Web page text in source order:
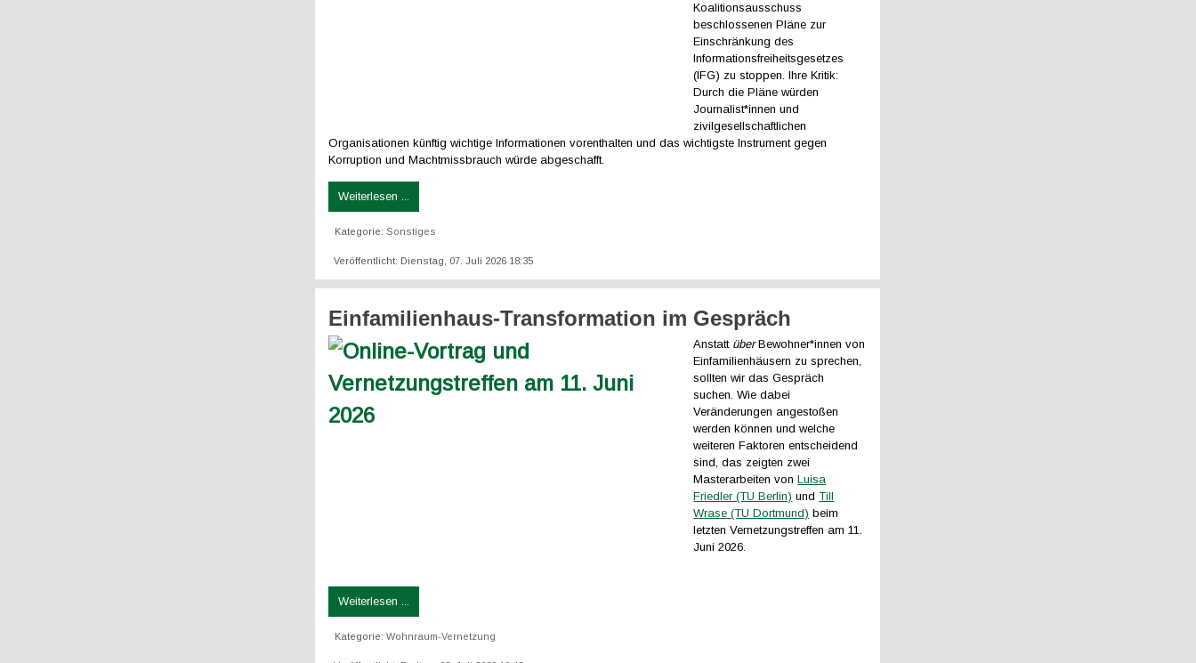
Koalitionsausschuss
beschlossenen Pläne zur
Einschränkung des
Informationsfreiheitsgesetzes
(IFG) zu stoppen. Ihre Kritik:
Durch die Pläne würden
Journalist*innen und
zivilgesellschaftlichen
Organisationen künftig wichtige Informationen vorenthalten und das wichtigste Instrument gegen
Korruption und Machtmissbrauch würde abgeschafft.
Weiterlesen ...
Kategorie:Sonstiges
Veröffentlicht: Dienstag, 07. Juli 2026 18:35
Einfamilienhaus-Transformation im Gespräch
Anstatt überBewohner*innen von
Einfamilienhäusern zu sprechen,
sollten wir das Gespräch
suchen. Wie dabei
Veränderungen angestoßen
werden können und welche
weiteren Faktoren entscheidend
sind, das zeigten zwei
Masterarbeiten vonLuisa
Friedler (TU Berlin) undTill
Wrase (TU Dortmund) beim
letzten Vernetzungstreffen am 11.
Juni 2026.
Weiterlesen ...
Kategorie:Wohnraum-Vernetzung